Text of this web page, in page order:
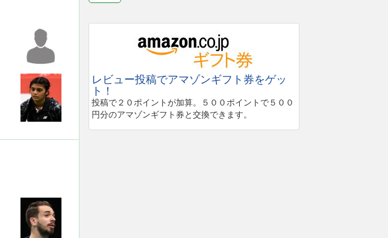
レビュー投稿でアマゾンギフト券をゲッ
ト！
投稿で２０ポイントが加算。５００ポイントで５００
円分のアマゾンギフト券と交換できます。